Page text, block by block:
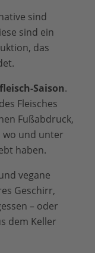
sind
sind ein
das
Saison.
Fleisches
Fußabdruck,
wo und unter
haben.
vegane
Geschirr,
– oder
dem Keller